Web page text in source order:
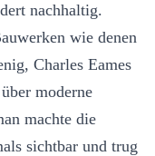
nachhaltig.
wie denen
Charles Eames
moderne
machte die
sichtbar und trug